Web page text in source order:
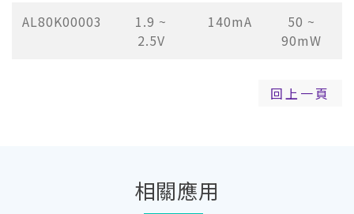
AL80K00003
1.9 ~
2.5V
140mA
50 ~
90mW
回上一頁
相關應用